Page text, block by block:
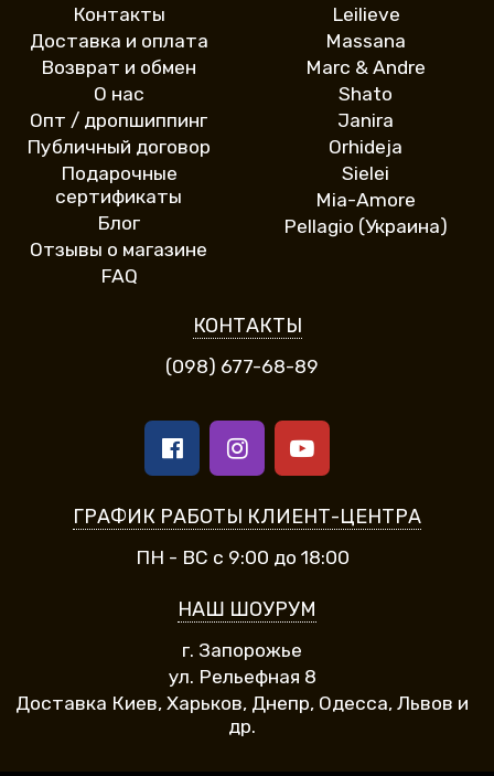
Контакты
Доставка и оплата
Возврат и обмен
О нас
Опт / дропшиппинг
Публичный договор
Подарочные
сертификаты
Блог
Отзывы о магазине
FAQ
Leilieve
Massana
Marc & Andre
Shato
Janira
Orhideja
Sielei
Mia-Amore
Pellagio (Украина)
КОНТАКТЫ
(098) 677-68-89
ГРАФИК РАБОТЫ КЛИЕНТ-ЦЕНТРА
ПН - ВС с 9:00 до 18:00
НАШ ШОУРУМ
г. Запорожье
ул. Рельефная 8
Доставка Киев, Харьков, Днепр, Одесса, Львов и
др.